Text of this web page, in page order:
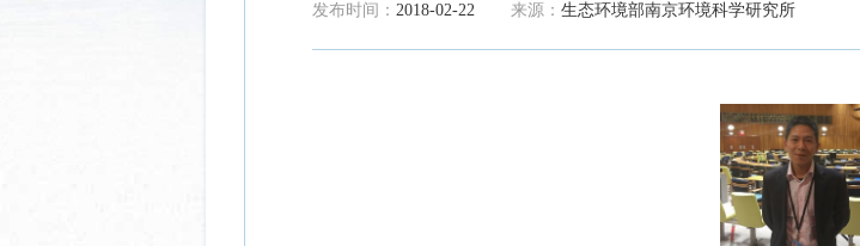
发布时间： 2018-02-22 来源： 生态环境部南京环境科学研究所